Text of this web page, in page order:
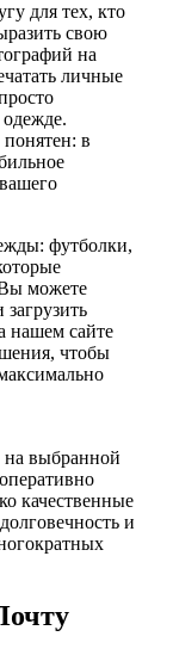
для тех, кто
свою
на
личные
в
футболки,
можете
нашем сайте
чтобы
на выбранной
качественные
и